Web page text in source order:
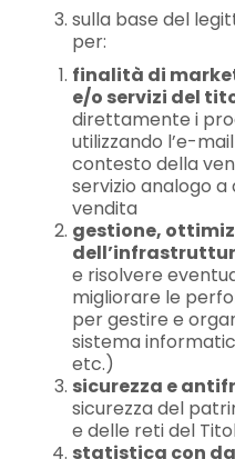
sulla base del
per:
finalità di
e/o servizi del
direttamente i
utilizzando l’e-
contesto della
servizio analogo
vendita
gestione,
e risolvere
migliorare le
per gestire e
sistema
etc.)
sicurezza e
sicurezza del
e delle reti del
statistica con